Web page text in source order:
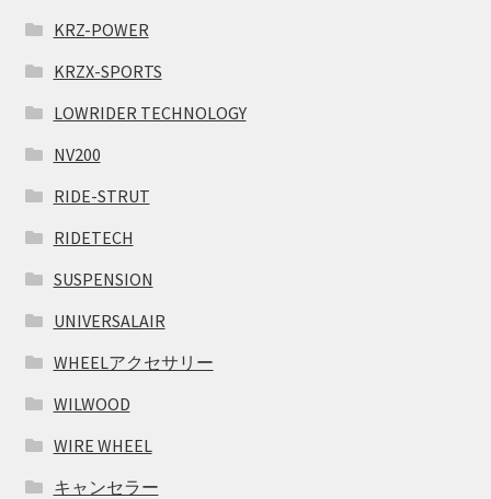
KRZ-POWER
KRZX-SPORTS
LOWRIDER TECHNOLOGY
NV200
RIDE-STRUT
RIDETECH
SUSPENSION
UNIVERSALAIR
WHEELアクセサリー
WILWOOD
WIRE WHEEL
キャンセラー